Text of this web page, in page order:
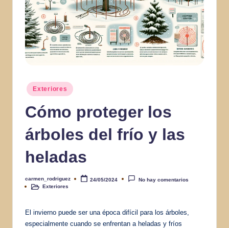
Publicado
en
Exteriores
Cómo proteger los
árboles del frío y las
heladas
Publicado
por
carmen_rodriguez 24/05/2024
No hay comentarios
PublicadoExteriores
El invierno puede ser una época difícil para los árboles,
especialmente cuando se enfrentan a heladas y fríos